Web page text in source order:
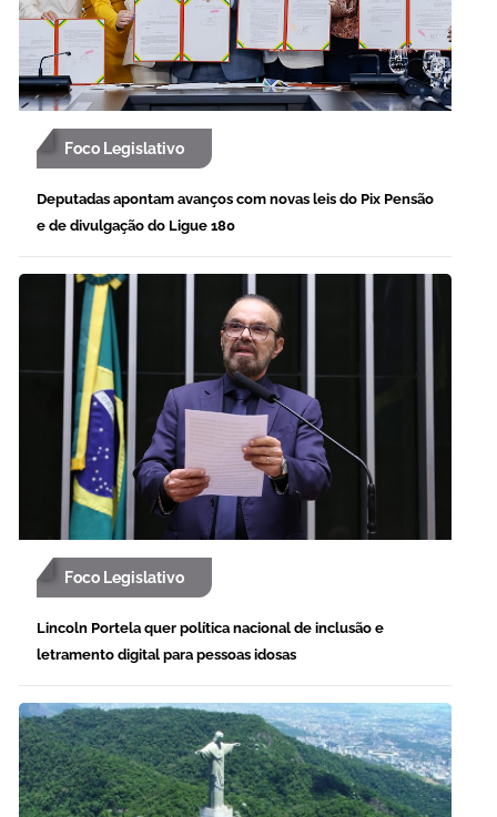
Foco Legislativo
Deputadas apontam avanços com novas leis do Pix Pensão
e de divulgação do Ligue 180
Foco Legislativo
Lincoln Portela quer política nacional de inclusão e
letramento digital para pessoas idosas